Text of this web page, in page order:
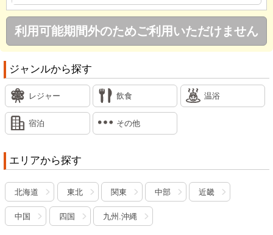
利用可能期間外のためご利用いただけません
ジャンルから探す
レジャー 飲食 温浴
宿泊 その他
エリアから探す
北海道 東北 関東 中部 近畿
中国 四国 九州.沖縄